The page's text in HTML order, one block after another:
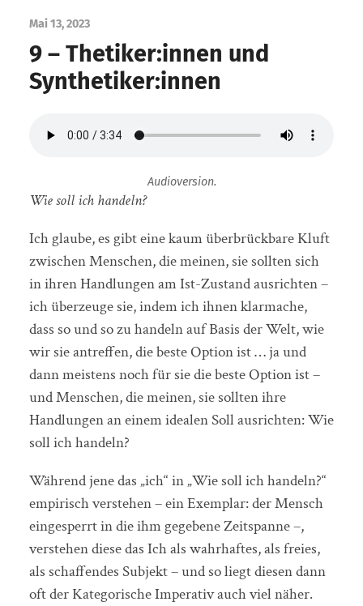
Mai 13, 2023
9 – Thetiker:innen und
Synthetiker:innen
Audioversion.
Wie soll ich handeln?
Ich glaube, es gibt eine kaum überbrückbare Kluft
zwischen Menschen, die meinen, sie sollten sich
in ihren Handlungen am Ist-Zustand ausrichten –
ich überzeuge sie, indem ich ihnen klarmache,
dass so und so zu handeln auf Basis der Welt, wie
wir sie antreffen, die beste Option ist … ja und
dann meistens noch für sie die beste Option ist –
und Menschen, die meinen, sie sollten ihre
Handlungen an einem idealen Soll ausrichten: Wie
soll ich handeln?
Während jene das „ich“ in „Wie soll ich handeln?“
empirisch verstehen – ein Exemplar: der Mensch
eingesperrt in die ihm gegebene Zeitspanne –,
verstehen diese das Ich als wahrhaftes, als freies,
als schaffendes Subjekt – und so liegt diesen dann
oft der Kategorische Imperativ auch viel näher.